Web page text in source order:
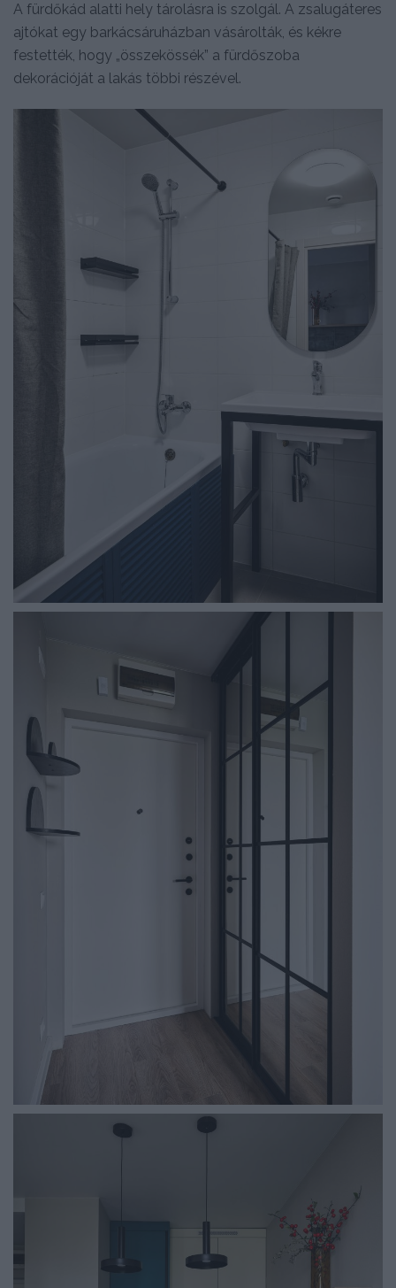
A fürdőkád alatti hely tárolásra is szolgál. A zsalugáteres
ajtókat egy barkácsáruházban vásárolták, és kékre
festették, hogy „összekössék” a fürdőszoba
dekorációját a lakás többi részével.